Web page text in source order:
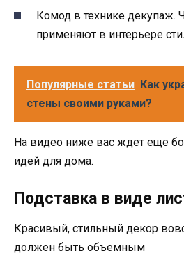
Комод в технике декупаж.
применяют в интерьере
Популярные статьи Как
стены своими руками?
На видео ниже вас ждет еще
идей для дома.
Подставка в виде
Красивый, стильный декор
должен быть объемным